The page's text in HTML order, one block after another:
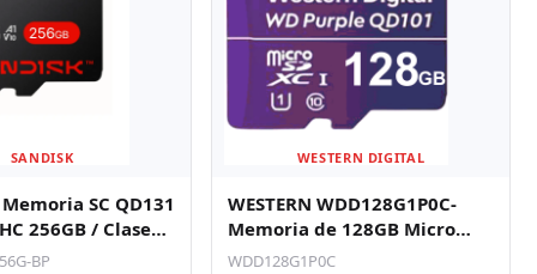
SANDISK
Memoria SC QD131
256GB / Clase
160 MB/S / ES
BP
WESTERN DIGITAL
WESTERN WDD128G1P0C-
Memoria de 128GB Micro
SDXC/ Linea Purple/ Clase 10
WDD128G1P0C